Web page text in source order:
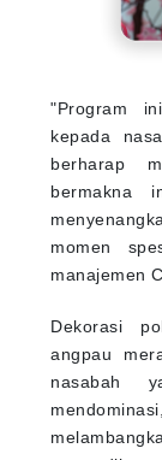
"Program
kepada
berharap
bermakna
momen
manajemen
Dekorasi
angpau
nasabah